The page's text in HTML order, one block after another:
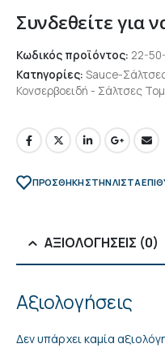
Συνδεθείτε για
Κωδικός προϊόντος: 22-
Κατηγορίες: Sauce-
Κονσερβοειδή - Σάλτσες
ΠΡΌΣΘΉΚΗ ΣΤΗΝ ΛΊΣΤΑ
ΑΞΙΟΛΟΓΉΣΕΙΣ (0)
Αξιολογήσεις
Δεν υπάρχει καμία